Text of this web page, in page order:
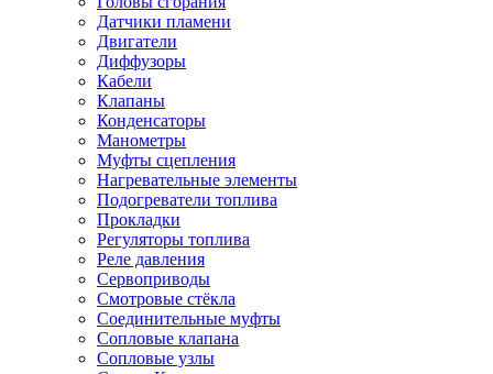
Датчики пламени
Двигатели
Диффузоры
Кабели
Клапаны
Конденсаторы
Манометры
Муфты сцепления
Нагревательные элементы
Подогреватели топлива
Прокладки
Регуляторы топлива
Реле давления
Сервоприводы
Смотровые стёкла
Соединительные муфты
Сопловые клапана
Сопловые узлы